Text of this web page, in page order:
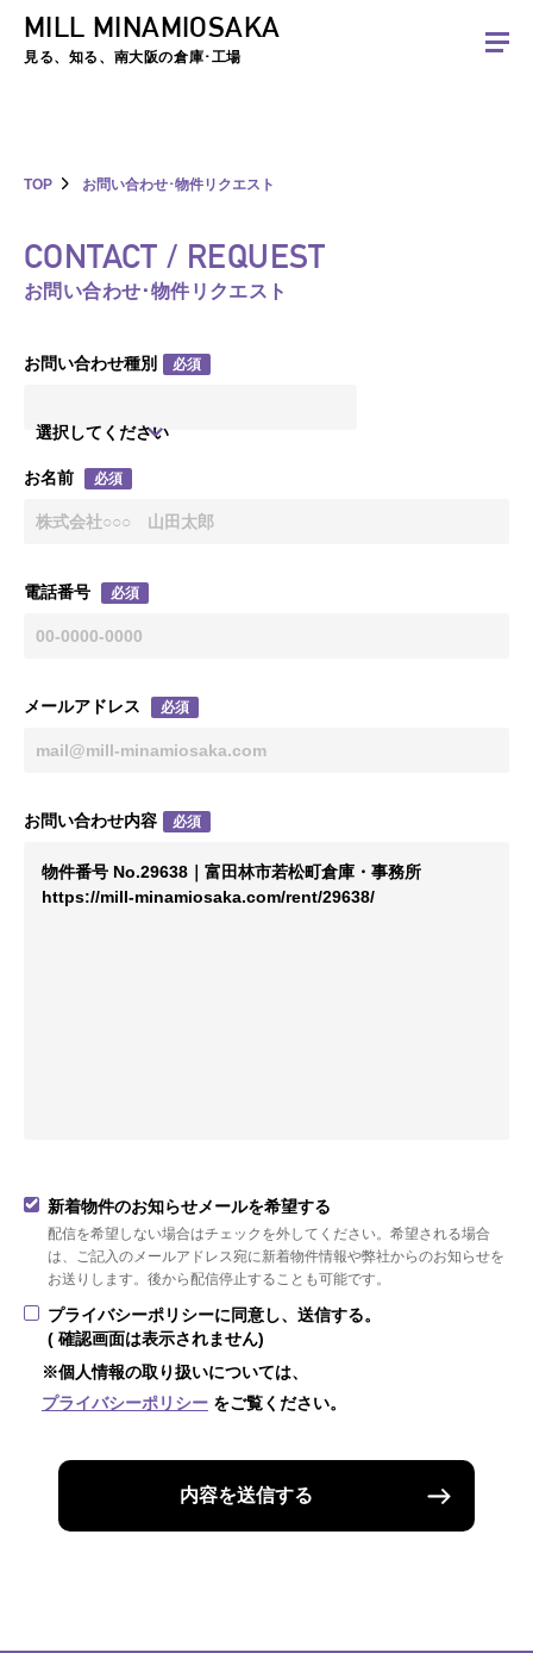
夏季休暇のお知らせ：2026年8月8日(土)～8月16日(日)まで休業とさせていた
MILL MINAMIOSAKA
見る、知る、南大阪の倉庫･工場
TOP お問い合わせ･物件リクエスト
CONTACT / REQUEST
お問い合わせ･物件リクエスト
お問い合わせ種別 必須
選択してください
お名前 必須
電話番号 必須
メールアドレス 必須
お問い合わせ内容 必須
新着物件のお知らせメールを希望する
配信を希望しない場合はチェックを外してください。希望される場合
は、ご記入のメールアドレス宛に新着物件情報や弊社からのお知らせを
お送りします。後から配信停止することも可能です。
プライバシーポリシーに同意し、送信する。
( 確認画面は表示されません)
※個人情報の取り扱いについては、
プライバシーポリシー をご覧ください。
内容を送信する